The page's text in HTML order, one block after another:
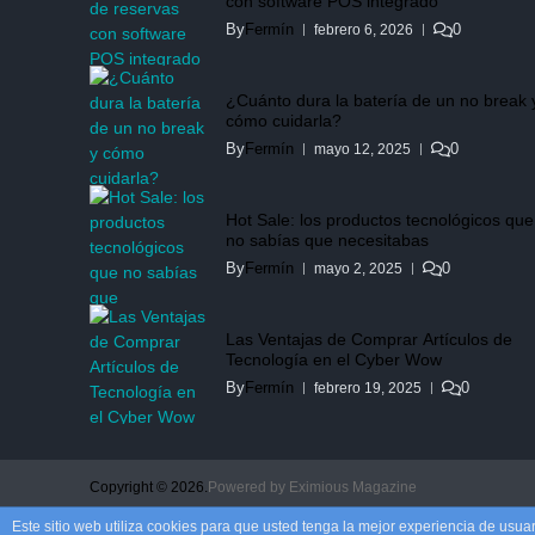
ByFermín febrero 6, 2026 0
¿Cuánto dura la batería de un no break
cómo cuidarla?
ByFermín mayo 12, 2025 0
Hot Sale: los productos tecnológicos que
no sabías que necesitabas
ByFermín mayo 2, 2025 0
Las Ventajas de Comprar Artículos de
Tecnología en el Cyber Wow
ByFermín febrero 19, 2025 0
Copyright © 2026. Powered by Eximious Magazine
Este sitio web utiliza cookies para que usted tenga la mejor experiencia de